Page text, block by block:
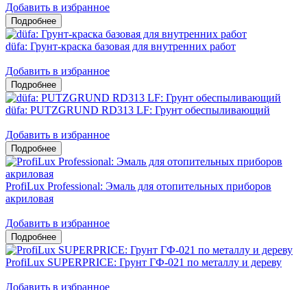
Добавить в избранное
düfa: Грунт-краска базовая для внутренних работ
Добавить в избранное
düfa: PUTZGRUND RD313 LF: Грунт обеспыливающий
Добавить в избранное
ProfiLux Professional: Эмаль для отопительных приборов
акриловая
Добавить в избранное
ProfiLux SUPERPRICE: Грунт ГФ-021 по металлу и дереву
Добавить в избранное